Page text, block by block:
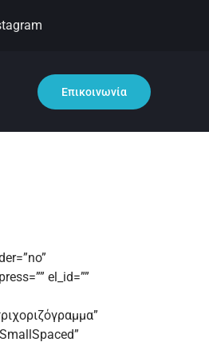
Επικοινωνία
el_id=””